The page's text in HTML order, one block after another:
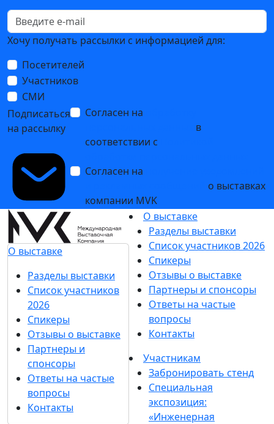
Хочу получать рассылки с информацией для:
Посетителей
Участников
СМИ
Подписаться
на рассылку
Согласен на
в
соответствии с
Согласен на
о выставках
компании MVK
О выставке
Разделы выставки
Список участников
2026
Спикеры
Отзывы о выставке
Партнеры и
спонсоры
Ответы на частые
вопросы
Контакты
О выставке
Разделы выставки
Список участников 2026
Спикеры
Отзывы о выставке
Партнеры и спонсоры
Ответы на частые
вопросы
Контакты
Участникам
Забронировать стенд
Специальная
экспозиция:
«Инженерная